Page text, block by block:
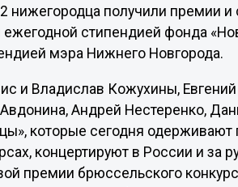
нижегородца получили премии и
стипендией фонда
мэра Нижнего Новгорода.
и Владислав Кожухины,
Андрей Нестеренко,
которые сегодня
концертируют в России и за
премии брюссельского